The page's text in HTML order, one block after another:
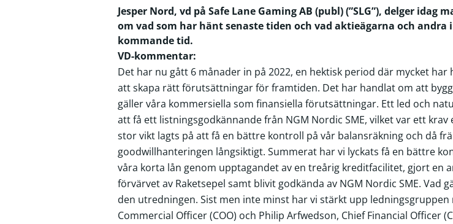
Jesper Nord, vd på Safe Lane Gaming AB (publ) (”SLG”), delger
om vad som har hänt senaste tiden och vad aktieägarna och
kommande tid.
VD-kommentar:
Det har nu gått 6 månader in på 2022, en hektisk period där mycket
att skapa rätt förutsättningar för framtiden. Det har handlat om att
gäller våra kommersiella som finansiella förutsättningar. Ett led och
att få ett listningsgodkännande från NGM Nordic SME, vilket var ett
stor vikt lagts på att få en bättre kontroll på vår balansräkning och då
goodwillhanteringen långsiktigt. Summerat har vi lyckats få en bättre
våra korta lån genom upptagandet av en treårig kreditfacilitet, gjort en
förvärvet av Raketsepel samt blivit godkända av NGM Nordic SME.
den utredningen. Sist men inte minst har vi stärkt upp ledningsgruppen
Commercial Officer (COO) och Philip Arfwedson, Chief Financial Officer